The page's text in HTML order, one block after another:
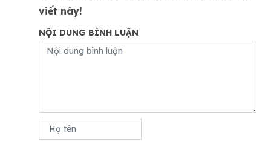
viết này!
NỘI DUNG BÌNH LUẬN